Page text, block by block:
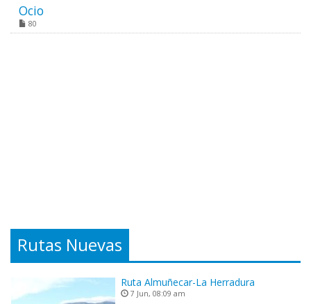
Ocio
80
Rutas Nuevas
Ruta Almuñecar-La Herradura
7 Jun, 08:09 am